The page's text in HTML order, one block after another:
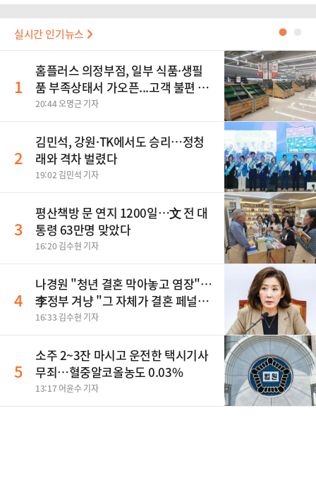
실시간 인기뉴스 ●
1
홈플러스 의정부점, 일부 식품·생필
품 부족상태서 가오픈...고객 불편 가
중
20:44 오명근 기자
2
김민석, 강원·TK에서도 승리…정청
래와 격차 벌렸다
19:02 김민석 기자
3
평산책방 문 연지 1200일…文 전 대
통령 63만명 맞았다
16:20 김수현 기자
4
나경원 "청년 결혼 막아놓고 염장"…
李정부 겨냥 "그 자체가 결혼 페널
티"
16:33 김수현 기자
5
소주 2~3잔 마시고 운전한 택시기사
무죄…혈중알코올농도 0.03%
13:17 어윤수 기자